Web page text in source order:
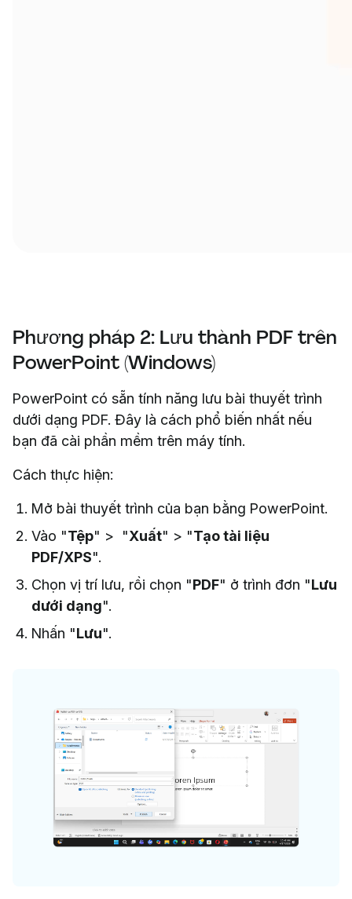
Phương pháp 2: Lưu thành PDF trên
PowerPoint (Windows)
PowerPoint có sẵn tính năng lưu bài thuyết trình
dưới dạng PDF. Đây là cách phổ biến nhất nếu
bạn đã cài phần mềm trên máy tính.
Cách thực hiện:
Mở bài thuyết trình của bạn bằng PowerPoint.
Vào "Tệp" > "Xuất" > "Tạo tài liệu
PDF/XPS".
Chọn vị trí lưu, rồi chọn "PDF" ở trình đơn "Lưu
dưới dạng".
Nhấn "Lưu".